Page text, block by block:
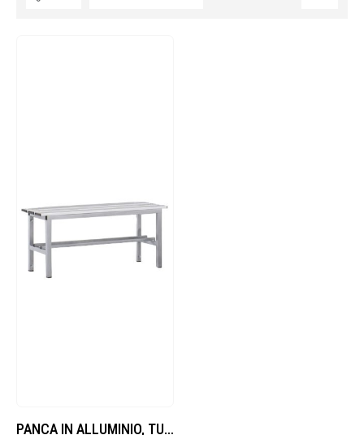
PANCA IN ALLUMINIO, TUBO QUADRO SEZ.